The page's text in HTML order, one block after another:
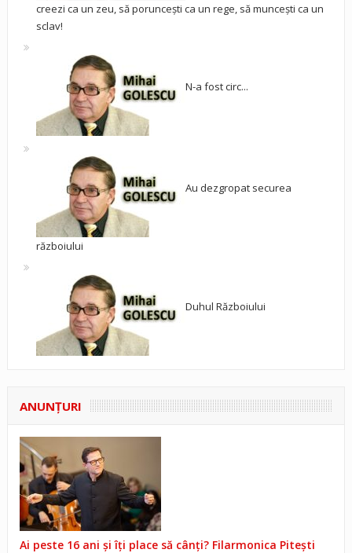
creezi ca un zeu, să poruncești ca un rege, să muncești ca un
sclav!
N-a fost circ...
Au dezgropat securea
războiului
Duhul Războiului
ANUNŢURI
Ai peste 16 ani și îți place să cânți? Filarmonica Pitești